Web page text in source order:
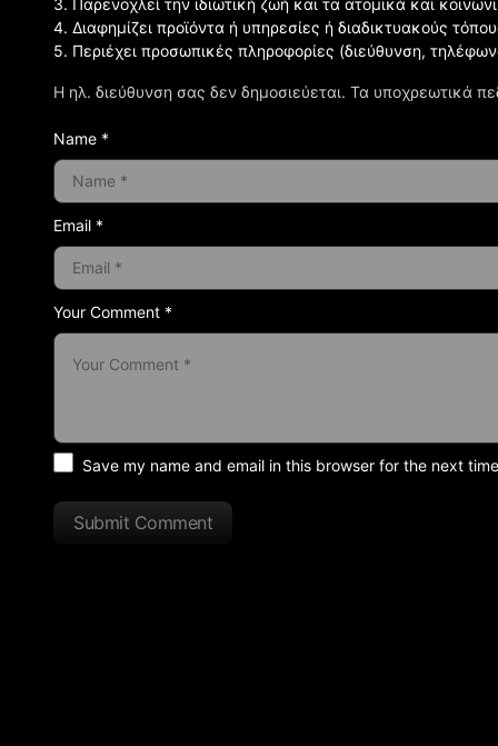
Η ηλ. διεύθυνση σας δεν δημοσιεύεται. Τα υποχρεωτικά
Your Comment *
4. Διαφημίζει προϊόντα ή υπηρεσίες ή διαδικτυακούς
5. Περιέχει προσωπικές πληροφορίες (διεύθυνση,
Name *
Email *
Save my name and email in this browser for the next
Submit Comment